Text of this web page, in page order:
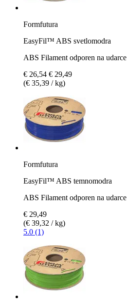
Formfutura
EasyFil™ ABS svetlomodra
ABS Filament odporen na udarce
€ 26,54 € 29,49
(€ 35,39 / kg)
Formfutura
EasyFil™ ABS temnomodra
ABS Filament odporen na udarce
€ 29,49
(€ 39,32 / kg)
5.0 (1)